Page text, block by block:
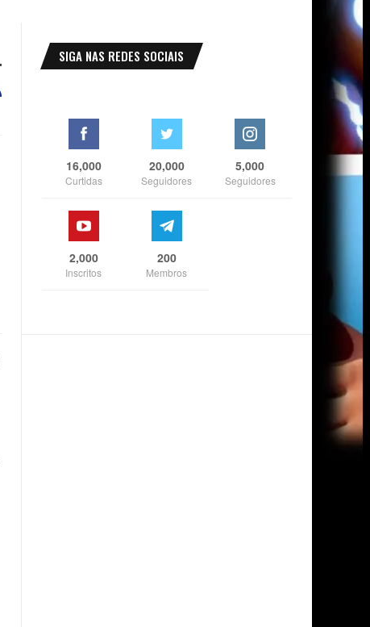
SIGA NAS REDES SOCIAIS
16,000
Curtidas
20,000
Seguidores
5,000
Seguidores
2,000
Inscritos
200
Membros